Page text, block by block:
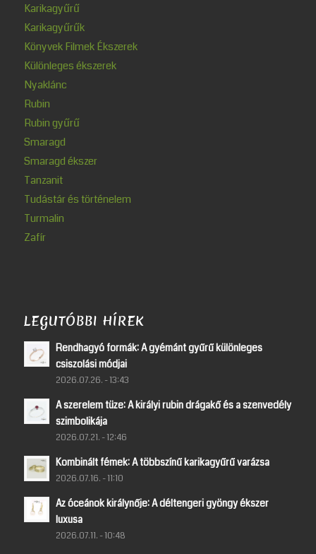
Karikagyűrű
Karikagyűrűk
Könyvek Filmek Ékszerek
Különleges ékszerek
Nyaklánc
Rubin
Rubin gyűrű
Smaragd
Smaragd ékszer
Tanzanit
Tudástár és történelem
Turmalin
Zafír
LEGUTÓBBI HÍREK
Rendhagyó formák: A gyémánt gyűrű különleges
csiszolási módjai
2026.07.26. - 13:43
A szerelem tüze: A királyi rubin drágakő és a szenvedély
szimbolikája
2026.07.21. - 12:46
Kombinált fémek: A többszínű karikagyűrű varázsa
2026.07.16. - 11:10
Az óceánok királynője: A déltengeri gyöngy ékszer
luxusa
2026.07.11. - 10:48